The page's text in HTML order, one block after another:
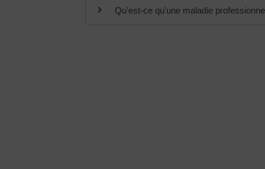
Qu'est-ce qu'une maladie